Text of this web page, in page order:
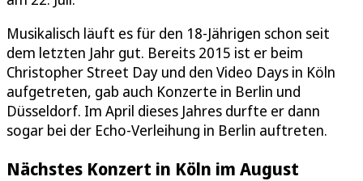
Musikalisch läuft es für den 18-Jährigen schon seit
dem letzten Jahr gut. Bereits 2015 ist er beim
Christopher Street Day und den Video Days in Köln
aufgetreten, gab auch Konzerte in Berlin und
Düsseldorf. Im April dieses Jahres durfte er dann
sogar bei der Echo-Verleihung in Berlin auftreten.
Nächstes Konzert in Köln im August